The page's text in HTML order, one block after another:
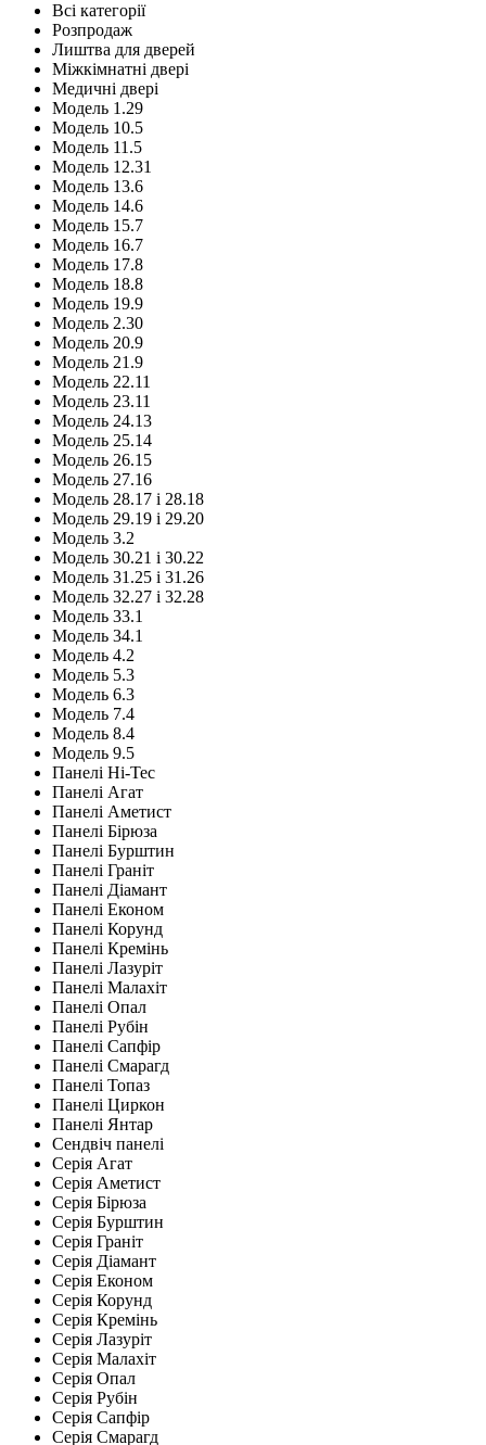
Всі категорії
Розпродаж
Лиштва для дверей
Міжкімнатні двері
Медичні двері
Модель 1.29
Модель 10.5
Модель 11.5
Модель 12.31
Модель 13.6
Модель 14.6
Модель 15.7
Модель 16.7
Модель 17.8
Модель 18.8
Модель 19.9
Модель 2.30
Модель 20.9
Модель 21.9
Модель 22.11
Модель 23.11
Модель 24.13
Модель 25.14
Модель 26.15
Модель 27.16
Модель 28.17 і 28.18
Модель 29.19 і 29.20
Модель 3.2
Модель 30.21 і 30.22
Модель 31.25 і 31.26
Модель 32.27 і 32.28
Модель 33.1
Модель 34.1
Модель 4.2
Модель 5.3
Модель 6.3
Модель 7.4
Модель 8.4
Модель 9.5
Панелі Hi-Tec
Панелі Агат
Панелі Аметист
Панелі Бірюза
Панелі Бурштин
Панелі Граніт
Панелі Діамант
Панелі Економ
Панелі Корунд
Панелі Кремінь
Панелі Лазуріт
Панелі Малахіт
Панелі Опал
Панелі Рубін
Панелі Сапфір
Панелі Смарагд
Панелі Топаз
Панелі Циркон
Панелі Янтар
Сендвіч панелі
Серія Агат
Серія Аметист
Серія Бірюза
Серія Бурштин
Серія Граніт
Серія Діамант
Серія Економ
Серія Корунд
Серія Кремінь
Серія Лазуріт
Серія Малахіт
Серія Опал
Серія Рубін
Серія Сапфір
Серія Смарагд